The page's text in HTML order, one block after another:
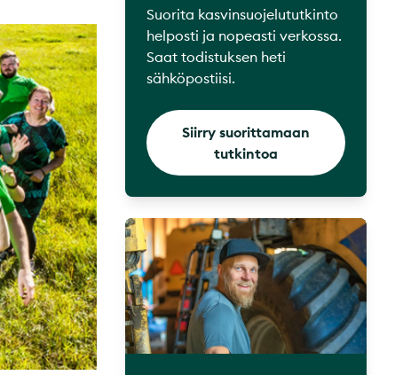
Suorita kasvinsuojelututkinto
helposti ja nopeasti verkossa.
Saat todistuksen heti
sähköpostiisi.
Siirry suorittamaan
tutkintoa